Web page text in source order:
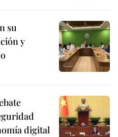
su
y
digital